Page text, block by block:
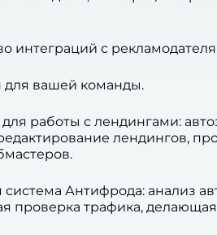
интеграций с
вашей команды.
работы с лендингами:
лендингов,
Антифрода: анализ
проверка трафика,